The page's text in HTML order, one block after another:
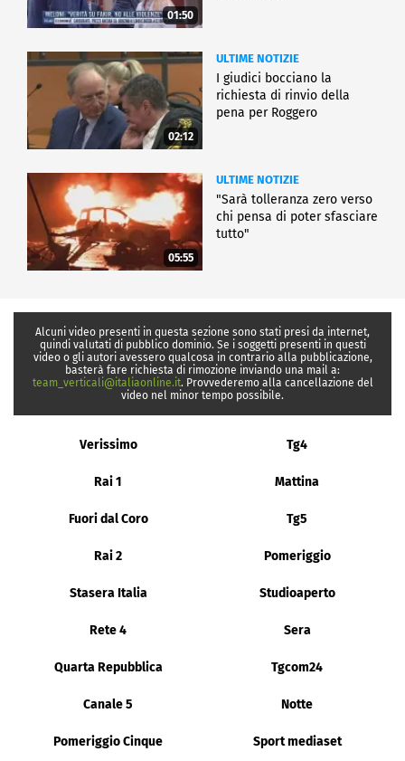
01:50
02:12
ULTIME NOTIZIE
I giudici bocciano la
richiesta di rinvio della
pena per Roggero
05:55
ULTIME NOTIZIE
"Sarà tolleranza zero verso
chi pensa di poter sfasciare
tutto"
Alcuni video presenti in questa sezione sono stati presi da internet,
quindi valutati di pubblico dominio. Se i soggetti presenti in questi
video o gli autori avessero qualcosa in contrario alla pubblicazione,
basterà fare richiesta di rimozione inviando una mail a:
team_verticali@italiaonline.it. Provvederemo alla cancellazione del
video nel minor tempo possibile.
Verissimo Tg4
Rai 1 Mattina
Fuori dal Coro Tg5
Rai 2 Pomeriggio
Stasera Italia Studioaperto
Rete 4 Sera
Quarta Repubblica Tgcom24
Canale 5 Notte
Pomeriggio Cinque Sport mediaset